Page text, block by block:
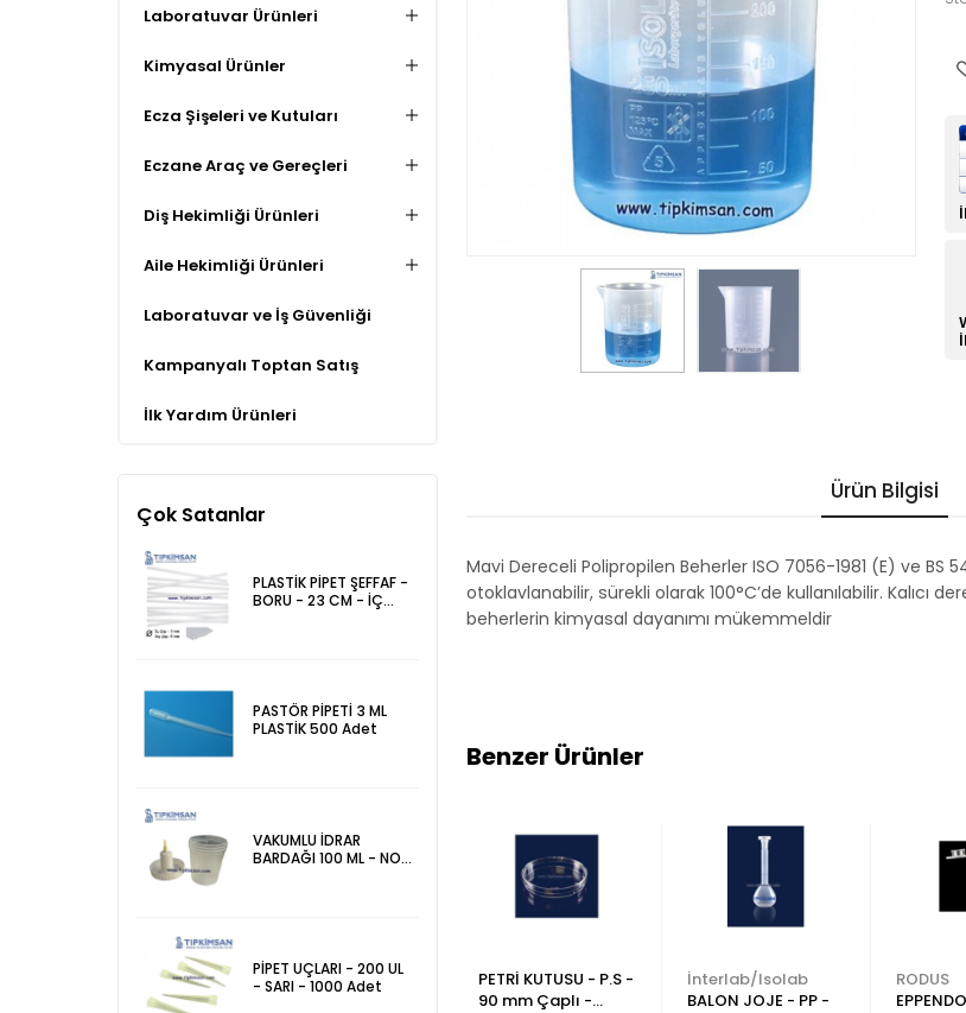
Laboratuvar Ürünleri
Kimyasal Ürünler
Ecza Şişeleri ve Kutuları
Eczane Araç ve Gereçleri
Diş Hekimliği Ürünleri
Aile Hekimliği Ürünleri
Laboratuvar ve İş Güvenliği
Kampanyalı Toptan Satış
İlk Yardım Ürünleri
Ürün Bilgisi
Mavi Dereceli Polipropilen Beherler ISO 7056-1981 (E) ve BS
otoklavlanabilir, sürekli olarak 100°C’de kullanılabilir.
beherlerin kimyasal dayanımı mükemmeldir
Benzer Ürünler
İnterlab/Isolab
PİSET- P.P.DAR
İnterlab/Isolab
PETRİ KUTUSU - P.S -
90 mm Çaplı -
İnterlab/Isolab
BALON JOJE - PP -
RODUS
Çok Satanlar
PLASTİK PİPET ŞEFFAF -
BORU - 23 CM - İÇ
PASTÖR PİPETİ 3 ML
PLASTİK 500 Adet
VAKUMLU İDRAR
BARDAĞI 100 ML - NON
PİPET UÇLARI - 200 UL
- SARI - 1000 Adet